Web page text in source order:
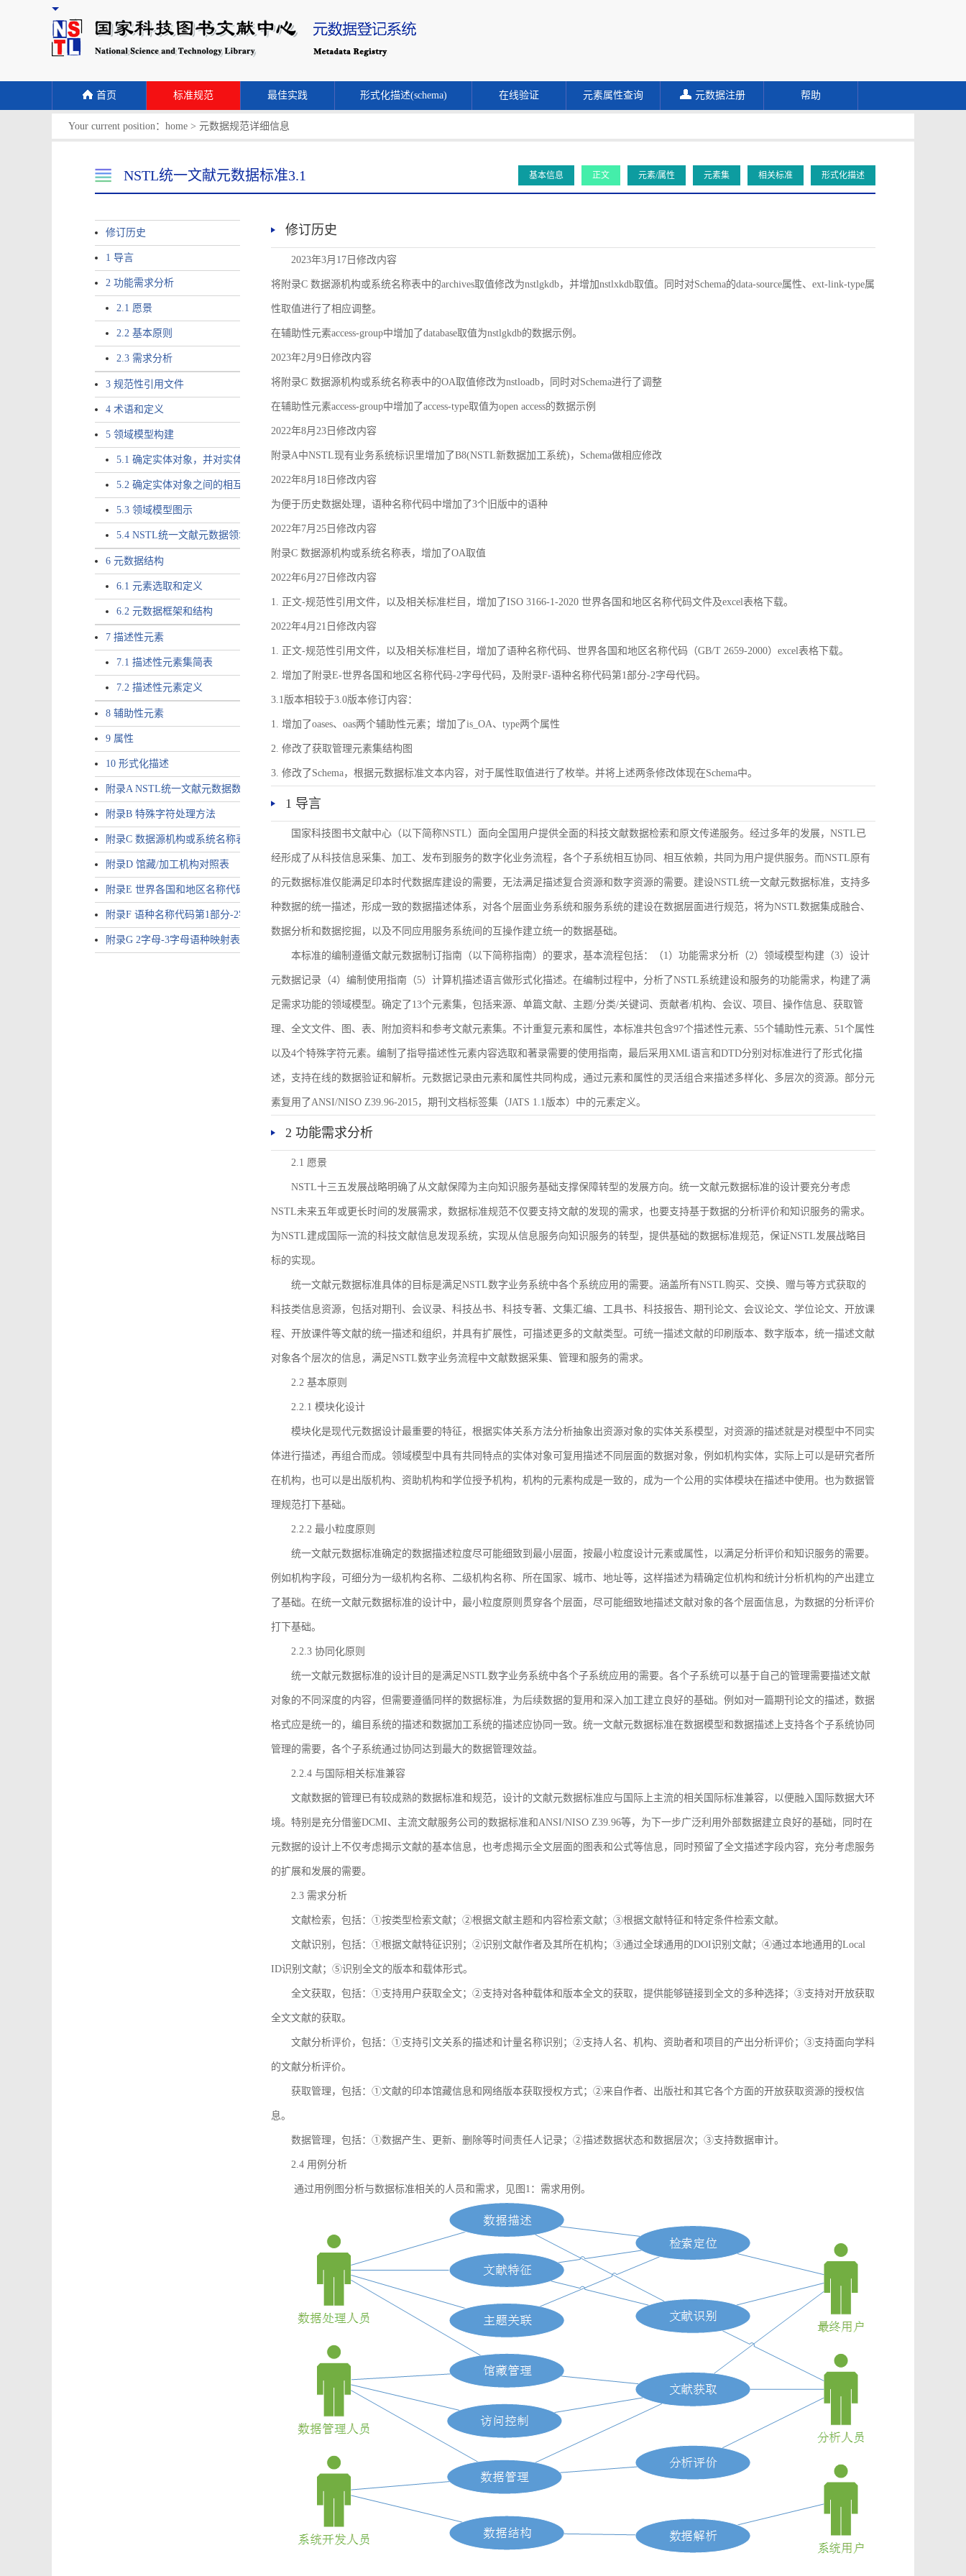
首页 标准规范 最佳实践 形式化描述(schema) 在线验证 元素属性查询 元数据注册 帮助
Your current position： home > 元数据规范详细信息
NSTL统一文献元数据标准3.1 基本信息 正文 元素/属性 元素集 相关标准 形式化描述
修订历史
1 导言
2 功能需求分析
2.1 愿景
2.2 基本原则
2.3 需求分析
3 规范性引用文件
4 术语和定义
5 领域模型构建
5.1 确定实体对象，并对实体对象命名
5.2 确定实体对象之间的相互关系，定义实体对象之间的关联和约束
5.3 领域模型图示
5.4 NSTL统一文献元数据领域模型的验证
6 元数据结构
6.1 元素选取和定义
6.2 元数据框架和结构
7 描述性元素
7.1 描述性元素集简表
7.2 描述性元素定义
8 辅助性元素
9 属性
10 形式化描述
附录A NSTL统一文献元数据数据唯一标识符规则
附录B 特殊字符处理方法
附录C 数据源机构或系统名称表
附录D 馆藏/加工机构对照表
附录E 世界各国和地区名称代码-2字母代码（GB/T 2659-2000等同ISO 3166-1）
附录F 语种名称代码第1部分-2字母代码（GB/T 4880.1-2005等同ISO 639-1）
附录G 2字母-3字母语种映射表
修订历史
2023年3月17日修改内容
将附录C 数据源机构或系统名称表中的archives取值修改为nstlgkdb，并增加nstlxkdb取值。同时对Schema的data-source属性、ext-link-type属
性取值进行了相应调整。
在辅助性元素access-group中增加了database取值为nstlgkdb的数据示例。
2023年2月9日修改内容
将附录C 数据源机构或系统名称表中的OA取值修改为nstloadb，同时对Schema进行了调整
在辅助性元素access-group中增加了access-type取值为open access的数据示例
2022年8月23日修改内容
附录A中NSTL现有业务系统标识里增加了B8(NSTL新数据加工系统)，Schema做相应修改
2022年8月18日修改内容
为便于历史数据处理，语种名称代码中增加了3个旧版中的语种
2022年7月25日修改内容
附录C 数据源机构或系统名称表，增加了OA取值
2022年6月27日修改内容
1. 正文-规范性引用文件，以及相关标准栏目，增加了ISO 3166-1-2020 世界各国和地区名称代码文件及excel表格下载。
2022年4月21日修改内容
1. 正文-规范性引用文件，以及相关标准栏目，增加了语种名称代码、世界各国和地区名称代码（GB/T 2659-2000）excel表格下载。
2. 增加了附录E-世界各国和地区名称代码-2字母代码，及附录F-语种名称代码第1部分-2字母代码。
3.1版本相较于3.0版本修订内容：
1. 增加了oases、oas两个辅助性元素；增加了is_OA、type两个属性
2. 修改了获取管理元素集结构图
3. 修改了Schema，根据元数据标准文本内容，对于属性取值进行了枚举。并将上述两条修改体现在Schema中。
1 导言
国家科技图书文献中心（以下简称NSTL）面向全国用户提供全面的科技文献数据检索和原文传递服务。经过多年的发展，NSTL已
经形成了从科技信息采集、加工、发布到服务的数字化业务流程，各个子系统相互协同、相互依赖，共同为用户提供服务。而NSTL原有
的元数据标准仅能满足印本时代数据库建设的需要，无法满足描述复合资源和数字资源的需要。建设NSTL统一文献元数据标准，支持多
种数据的统一描述，形成一致的数据描述体系，对各个层面业务系统和服务系统的建设在数据层面进行规范，将为NSTL数据集成融合、
数据分析和数据挖掘，以及不同应用服务系统间的互操作建立统一的数据基础。
本标准的编制遵循文献元数据制订指南（以下简称指南）的要求，基本流程包括：（1）功能需求分析（2）领域模型构建（3）设计
元数据记录（4）编制使用指南（5）计算机描述语言做形式化描述。在编制过程中，分析了NSTL系统建设和服务的功能需求，构建了满
足需求功能的领域模型。确定了13个元素集，包括来源、单篇文献、主题/分类/关键词、贡献者/机构、会议、项目、操作信息、获取管
理、全文文件、图、表、附加资料和参考文献元素集。不计重复元素和属性，本标准共包含97个描述性元素、55个辅助性元素、51个属性
以及4个特殊字符元素。编制了指导描述性元素内容选取和著录需要的使用指南，最后采用XML语言和DTD分别对标准进行了形式化描
述，支持在线的数据验证和解析。元数据记录由元素和属性共同构成，通过元素和属性的灵活组合来描述多样化、多层次的资源。部分元
素复用了ANSI/NISO Z39.96-2015，期刊文档标签集（JATS 1.1版本）中的元素定义。
2 功能需求分析
2.1 愿景
NSTL十三五发展战略明确了从文献保障为主向知识服务基础支撑保障转型的发展方向。统一文献元数据标准的设计要充分考虑
NSTL未来五年或更长时间的发展需求，数据标准规范不仅要支持文献的发现的需求，也要支持基于数据的分析评价和知识服务的需求。
为NSTL建成国际一流的科技文献信息发现系统，实现从信息服务向知识服务的转型，提供基础的数据标准规范，保证NSTL发展战略目
标的实现。
统一文献元数据标准具体的目标是满足NSTL数字业务系统中各个系统应用的需要。涵盖所有NSTL购买、交换、赠与等方式获取的
科技类信息资源，包括对期刊、会议录、科技丛书、科技专著、文集汇编、工具书、科技报告、期刊论文、会议论文、学位论文、开放课
程、开放课件等文献的统一描述和组织，并具有扩展性，可描述更多的文献类型。可统一描述文献的印刷版本、数字版本，统一描述文献
对象各个层次的信息，满足NSTL数字业务流程中文献数据采集、管理和服务的需求。
2.2 基本原则
2.2.1 模块化设计
模块化是现代元数据设计最重要的特征，根据实体关系方法分析抽象出资源对象的实体关系模型，对资源的描述就是对模型中不同实
体进行描述，再组合而成。领域模型中具有共同特点的实体对象可复用描述不同层面的数据对象，例如机构实体，实际上可以是研究者所
在机构，也可以是出版机构、资助机构和学位授予机构，机构的元素构成是一致的，成为一个公用的实体模块在描述中使用。也为数据管
理规范打下基础。
2.2.2 最小粒度原则
统一文献元数据标准确定的数据描述粒度尽可能细致到最小层面，按最小粒度设计元素或属性，以满足分析评价和知识服务的需要。
例如机构字段，可细分为一级机构名称、二级机构名称、所在国家、城市、地址等，这样描述为精确定位机构和统计分析机构的产出建立
了基础。在统一文献元数据标准的设计中，最小粒度原则贯穿各个层面，尽可能细致地描述文献对象的各个层面信息，为数据的分析评价
打下基础。
2.2.3 协同化原则
统一文献元数据标准的设计目的是满足NSTL数字业务系统中各个子系统应用的需要。各个子系统可以基于自己的管理需要描述文献
对象的不同深度的内容，但需要遵循同样的数据标准，为后续数据的复用和深入加工建立良好的基础。例如对一篇期刊论文的描述，数据
格式应是统一的，编目系统的描述和数据加工系统的描述应协同一致。统一文献元数据标准在数据模型和数据描述上支持各个子系统协同
管理的需要，各个子系统通过协同达到最大的数据管理效益。
2.2.4 与国际相关标准兼容
文献数据的管理已有较成熟的数据标准和规范，设计的文献元数据标准应与国际上主流的相关国际标准兼容，以便融入国际数据大环
境。特别是充分借鉴DCMI、主流文献服务公司的数据标准和ANSI/NISO Z39.96等，为下一步广泛利用外部数据建立良好的基础，同时在
元数据的设计上不仅考虑揭示文献的基本信息，也考虑揭示全文层面的图表和公式等信息，同时预留了全文描述字段内容，充分考虑服务
的扩展和发展的需要。
2.3 需求分析
文献检索，包括：①按类型检索文献；②根据文献主题和内容检索文献；③根据文献特征和特定条件检索文献。
文献识别，包括：①根据文献特征识别；②识别文献作者及其所在机构；③通过全球通用的DOI识别文献；④通过本地通用的Local
ID识别文献；⑤识别全文的版本和载体形式。
全文获取，包括：①支持用户获取全文；②支持对各种载体和版本全文的获取，提供能够链接到全文的多种选择；③支持对开放获取
全文文献的获取。
文献分析评价，包括：①支持引文关系的描述和计量名称识别；②支持人名、机构、资助者和项目的产出分析评价；③支持面向学科
的文献分析评价。
获取管理，包括：①文献的印本馆藏信息和网络版本获取授权方式；②来自作者、出版社和其它各个方面的开放获取资源的授权信
息。
数据管理，包括：①数据产生、更新、删除等时间责任人记录；②描述数据状态和数据层次；③支持数据审计。
2.4 用例分析
通过用例图分析与数据标准相关的人员和需求，见图1：需求用例。